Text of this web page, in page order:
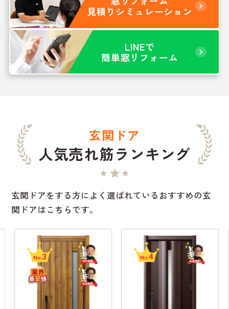
見積りシミュレーション
LINEで
簡単窓リフォーム
玄関ドア
人気売れ筋ランキング
玄関ドアをする方によく選ばれているおすすめの玄
関ドアはこちらです。
No.3 No.4